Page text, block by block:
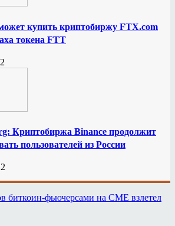
купить криптобиржу FTX.com
токена FTT
Криптобиржа Binance продолжит
пользователей из России
биткоин-фьючерсами на CME взлетел